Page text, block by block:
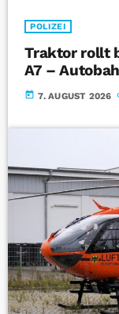
POLIZEI
Traktor rollt
A7 –
today 7. AUGUST 2026